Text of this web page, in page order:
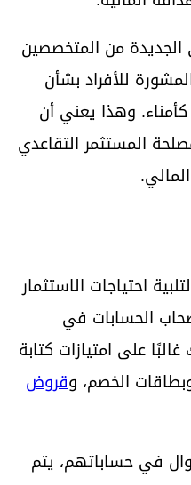
الجديدة من المتخصصين
للأفراد بشأن
وهذا يعني أن
المستثمر التقاعدي
احتياجات الاستثمار
الحسابات في
على امتيازات كتابة
الخصم، وقروض
في حساباتهم، يتم